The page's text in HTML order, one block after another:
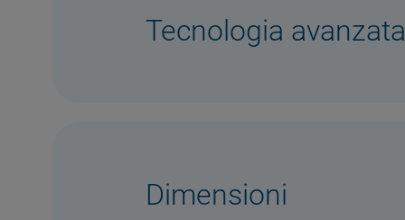
Tecnologia avanzata
Dimensioni